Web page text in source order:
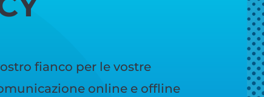
fianco per le vostre
online e offline